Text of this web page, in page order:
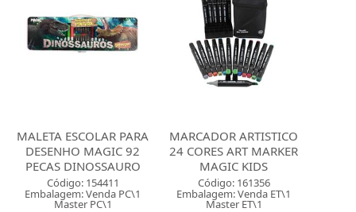
MALETA ESCOLAR PARA
DESENHO MAGIC 92
PECAS DINOSSAURO
Código: 154411
Embalagem: Venda PC\1
Master PC\1
MARCADOR ARTISTICO
24 CORES ART MARKER
MAGIC KIDS
Código: 161356
Embalagem: Venda ET\1
Master ET\1